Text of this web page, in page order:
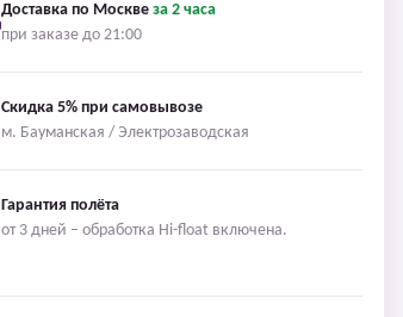
Доставка по Москве за 2 часа
при заказе до 21:00
Скидка 5% при самовывозе
м. Бауманская / Электрозаводская
Гарантия полёта
от 3 дней – обработка Hi-float включена.